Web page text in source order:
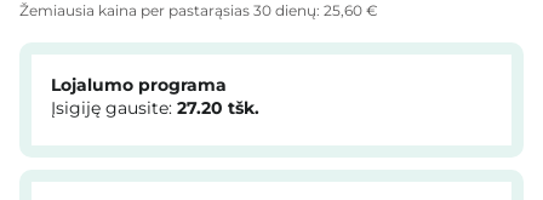
Žemiausia kaina per pastarąsias 30 dienų: 25,60 €
Lojalumo programa
Įsigiję gausite: 27.20 tšk.